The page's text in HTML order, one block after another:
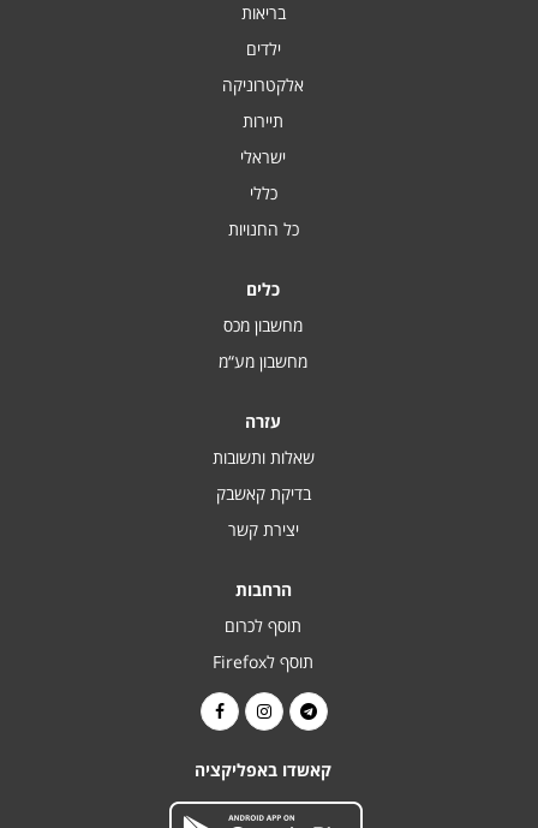
בריאות
ילדים
אלקטרוניקה
תיירות
ישראלי
כללי
כל החנויות
כלים
מחשבון מכס
מחשבון מע“מ
עזרה
שאלות ותשובות
בדיקת קאשבק
יצירת קשר
הרחבות
תוסף לכרום
תוסף לFirefox
קאשדו באפליקציה